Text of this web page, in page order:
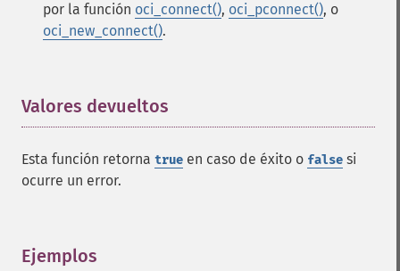
por la función oci_connect(), oci_pconnect(), o
oci_new_connect().
Valores devueltos
Esta función retorna true en caso de éxito o false si
ocurre un error.
Ejemplos